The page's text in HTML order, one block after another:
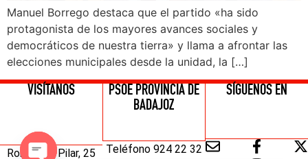
Manuel Borrego destaca que el partido «ha sido
protagonista de los mayores avances sociales y
democráticos de nuestra tierra» y llama a afrontar las
elecciones municipales desde la unidad, la […]
VISÍTANOS
Ronda del Pilar, 25
PSOE PROVINCIA DE
BADAJOZ
Teléfono 924 22 32
SÍGUENOS EN